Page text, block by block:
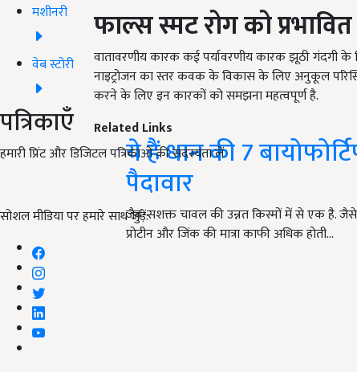
मशीनरी
वेब स्टोरी
पत्रिकाएँ
हमारी प्रिंट और डिजिटल पत्रिकाओं की सदस्यता लें
सोशल मीडिया पर हमारे साथ जुड़ें:
फाल्स स्मट रोग को प्रभावित
वातावरणीय कारक कई पर्यावरणीय कारक झूठी गंदगी के
नाइट्रोजन का स्तर कवक के विकास के लिए अनुकूल
करने के लिए इन कारकों को समझना महत्वपूर्ण है.
Related Links
ये हैं धान की 7
पैदावार
जैव-सशक्त चावल की उन्नत किस्मों में से एक है.
प्रोटीन और जिंक की मात्रा काफी अधिक होती…